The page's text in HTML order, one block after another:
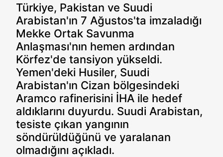
Türkiye, Pakistan ve Suudi
Arabistan'ın 7 Ağustos'ta imzaladığı
Mekke Ortak Savunma
Anlaşması'nın hemen ardından
Körfez'de tansiyon yükseldi.
Yemen'deki Husiler, Suudi
Arabistan'ın Cizan bölgesindeki
Aramco rafinerisini İHA ile hedef
aldıklarını duyurdu. Suudi Arabistan,
tesiste çıkan yangının
söndürüldüğünü ve yaralanan
olmadığını açıkladı.